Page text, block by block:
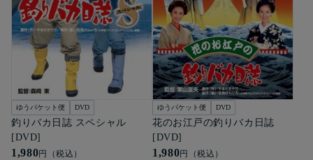
ゆうパケット便 DVD
釣りバカ日誌 スペシャル
[DVD]
1,980円（税込）
ゆうパケット便 DVD
花のお江戸の釣りバカ日誌
[DVD]
1,980円（税込）